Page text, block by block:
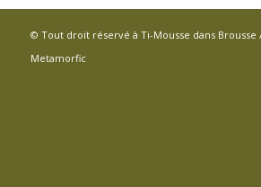
© Tout droit réservé à Ti-Mousse dans Brousse
Metamorfic